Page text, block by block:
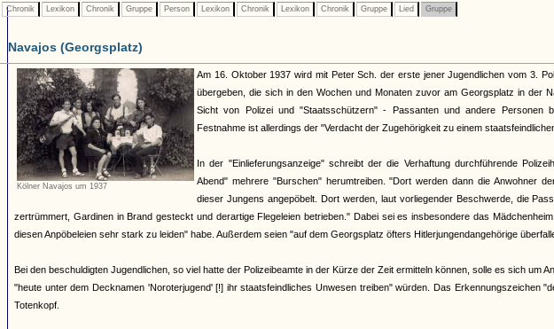
Chronik Lexikon Chronik Gruppe Person Lexikon Chronik Lexikon Chronik Gruppe Lied Gruppe
Navajos (Georgsplatz)
Kölner Navajos um 1937
Am 16. Oktober 1937 wird mit Peter Sch. der erste jener Jugendlichen vom 3.
übergeben, die sich in den Wochen und Monaten zuvor am Georgsplatz in der
Sicht von Polizei und "Staatsschützern" - Passanten und andere Personen
Festnahme ist allerdings der "Verdacht der Zugehörigkeit zu einem
In der "Einlieferungsanzeige" schreibt der die Verhaftung durchführende
Abend" mehrere "Burschen" herumtreiben. "Dort werden dann die Anwohner
dieser Jungens angepöbelt. Dort werden, laut vorliegender Beschwerde, die
zertrümmert, Gardinen in Brand gesteckt und derartige Flegeleien betrieben." Dabei sei es insbesondere das
diesen Anpöbeleien sehr stark zu leiden" habe. Außerdem seien "auf dem Georgsplatz öfters Hitlerjungendangehörige
Bei den beschuldigten Jugendlichen, so viel hatte der Polizeibeamte in der Kürze der Zeit ermitteln können, solle es sich um
"heute unter dem Decknamen 'Noroterjugend' [!] ihr staatsfeindliches Unwesen treiben" würden. Das Erkennungszeichen
Totenkopf.